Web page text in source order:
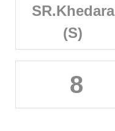
SR.Khedara
(S)
8